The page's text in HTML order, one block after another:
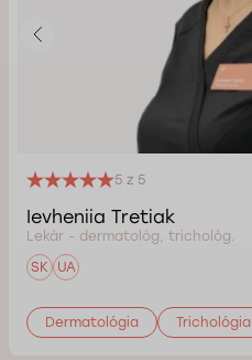
5 z 5
Ievheniia Tretiak
Lekár - dermatológ, trichológ.
SK
UA
Dermatológia Trichológia